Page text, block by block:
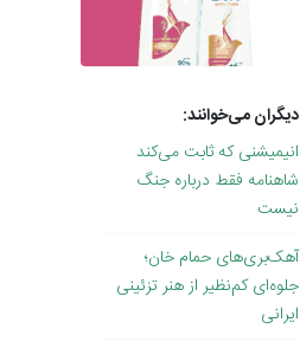
دیگران می‌خوانند:
انیمیشنی که ثابت می‌کند
شاهنامه فقط درباره جنگ
نیست
آهک‌بری‌های حمام خان؛
جلوه‌ای کم‌نظیر از هنر تزئینی
ایرانی